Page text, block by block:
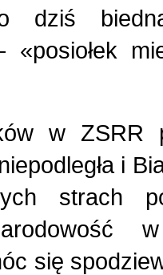
dziś
w ZSRR
i
strach
się